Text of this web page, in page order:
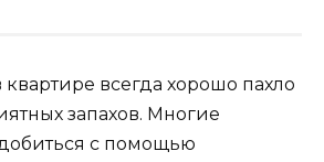
квартире всегда хорошо пахло
запахов. Многие
с помощью